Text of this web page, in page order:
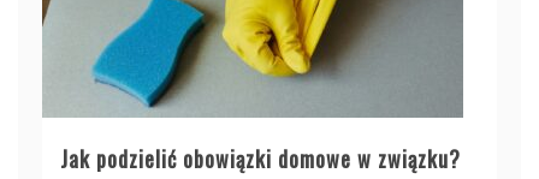
Jak podzielić obowiązki domowe w związku?